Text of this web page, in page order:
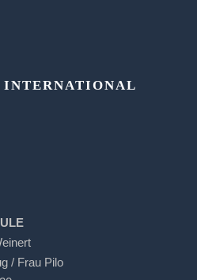
INTERNATIONAL
/ Frau Pilo